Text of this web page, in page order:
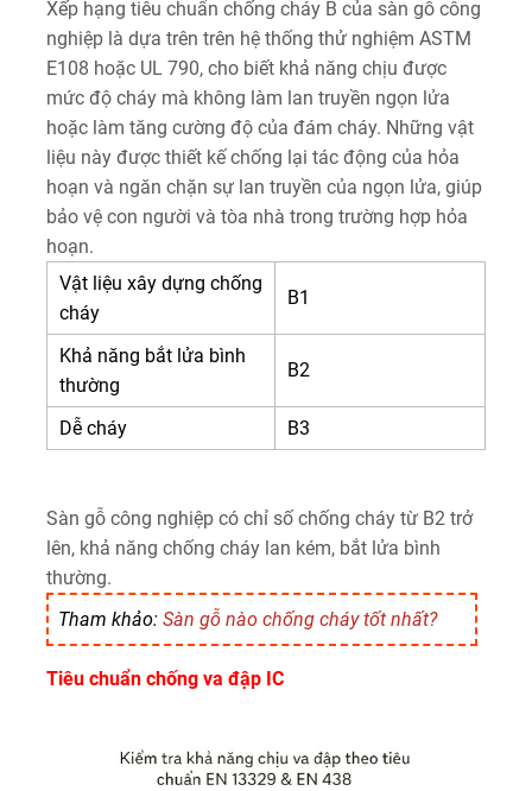
Xếp hạng tiêu chuẩn chống cháy B của sàn gỗ công
nghiệp là dựa trên trên hệ thống thử nghiệm ASTM
E108 hoặc UL 790, cho biết khả năng chịu được
mức độ cháy mà không làm lan truyền ngọn lửa
hoặc làm tăng cường độ của đám cháy. Những vật
liệu này được thiết kế chống lại tác động của hỏa
hoạn và ngăn chặn sự lan truyền của ngọn lửa, giúp
bảo vệ con người và tòa nhà trong trường hợp hỏa
hoạn.
Vật liệu xây dựng chống
cháy
B1
Khả năng bắt lửa bình
thường
B2
Dễ cháy B3
Sàn gỗ công nghiệp có chỉ số chống cháy từ B2 trở
lên, khả năng chống cháy lan kém, bắt lửa bình
thường.
Tham khảo: Sàn gỗ nào chống cháy tốt nhất?
Tiêu chuẩn chống va đập IC